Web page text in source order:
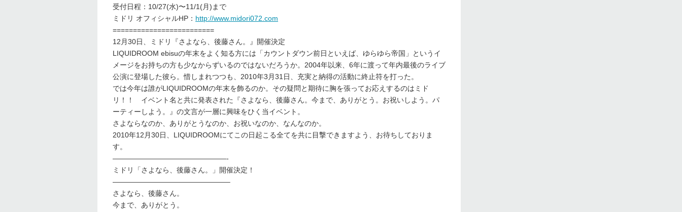
受付日程：10/27(水)〜11/1(月)まで
ミドリ オフィシャルHP： http://www.midori072.com
=========================
12月30日、ミドリ『さよなら、後藤さん。』開催決定
LIQUIDROOM ebisuの年末をよく知る方には「カウントダウン前日といえば、ゆらゆら帝国」というイ
メージをお持ちの方も少なからずいるのではないだろうか。2004年以来、6年に渡って年内最後のライブ
公演に登場した彼ら。惜しまれつつも、2010年3月31日、充実と納得の活動に終止符を打った。
では今年は誰がLIQUIDROOMの年末を飾るのか。その疑問と期待に胸を張ってお応えするのはミド
リ！！ イベント名と共に発表された『さよなら、後藤さん。今まで、ありがとう。お祝いしよう。パ
ーティーしよう。』の文言が一層に興味をひく当イベント。
さよならなのか、ありがとうなのか、お祝いなのか、なんなのか。
2010年12月30日、LIQUIDROOMにてこの日起こる全てを共に目撃できますよう、お待ちしておりま
す。
————————————————-
ミドリ「さよなら、後藤さん。」開催決定！
————————————————–
さよなら、後藤さん。
今まで、ありがとう。